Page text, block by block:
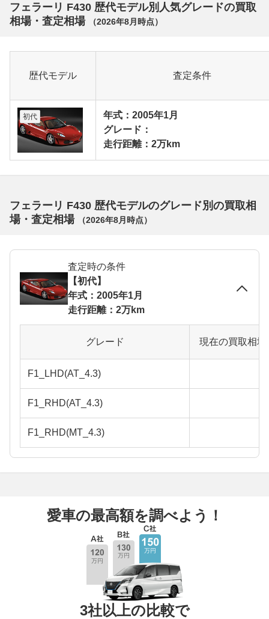
フェラーリ F430 歴代モデル別人気グレードの買取
相場・査定相場
（2026年8月 時点）
歴代モデル 査定条件
初代
年式：2005年1月
グレード：
走行距離：2万km
フェラーリ F430 歴代モデルのグレード別の買取相
場・査定相場
（2026年8月 時点）
査定時の条件
【初代】
年式：2005年1月
走行距離：2万km
グレード 現在の買取相
F1_LHD(AT_4.3)
F1_RHD(AT_4.3)
F1_RHD(MT_4.3)
愛車の最高額を調べよう！
3社以上の比較で